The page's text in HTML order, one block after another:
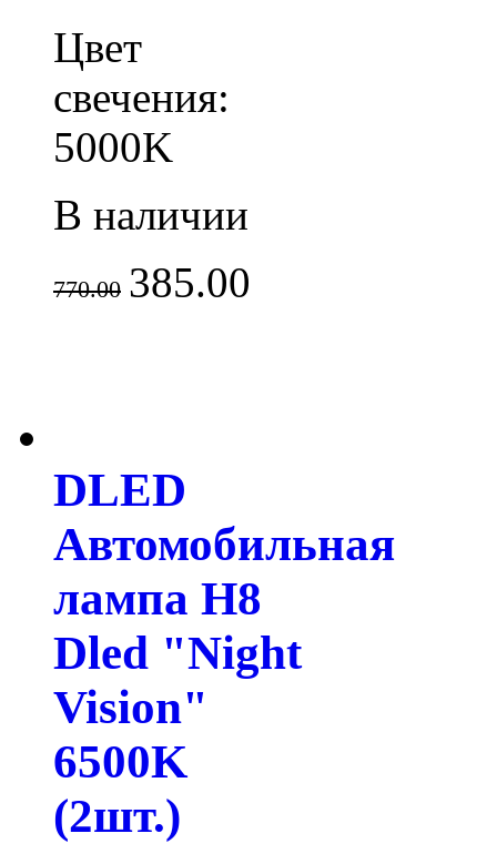
Цвет
свечения:
5000K
В наличии
770.00 385.00
DLED
Автомобильная
лампа H8
Dled "Night
Vision"
6500K
(2шт.)